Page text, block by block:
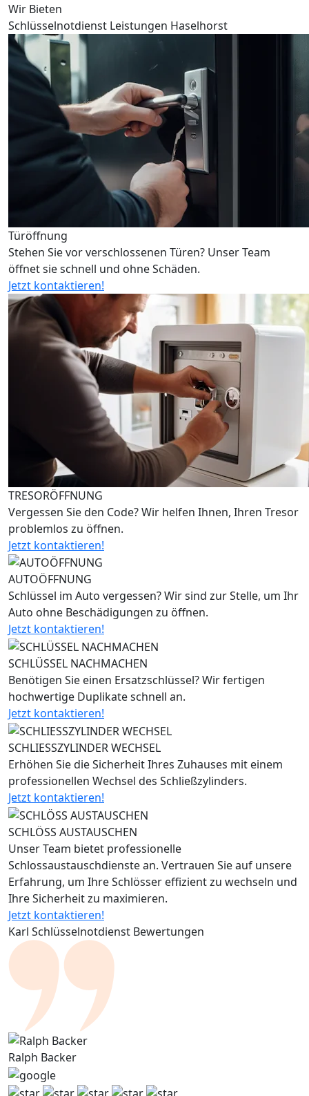
Wir Bieten
Schlüsselnotdienst Leistungen Haselhorst
Türöffnung
Stehen Sie vor verschlossenen Türen? Unser Team
öffnet sie schnell und ohne Schäden.
Jetzt kontaktieren!
TRESORÖFFNUNG
Vergessen Sie den Code? Wir helfen Ihnen, Ihren Tresor
problemlos zu öffnen.
Jetzt kontaktieren!
AUTOÖFFNUNG
Schlüssel im Auto vergessen? Wir sind zur Stelle, um Ihr
Auto ohne Beschädigungen zu öffnen.
Jetzt kontaktieren!
SCHLÜSSEL NACHMACHEN
Benötigen Sie einen Ersatzschlüssel? Wir fertigen
hochwertige Duplikate schnell an.
Jetzt kontaktieren!
SCHLIESSZYLINDER WECHSEL
Erhöhen Sie die Sicherheit Ihres Zuhauses mit einem
professionellen Wechsel des Schließzylinders.
Jetzt kontaktieren!
SCHLÖSS AUSTAUSCHEN
Unser Team bietet professionelle
Schlossaustauschdienste an. Vertrauen Sie auf unsere
Erfahrung, um Ihre Schlösser effizient zu wechseln und
Ihre Sicherheit zu maximieren.
Jetzt kontaktieren!
Karl Schlüsselnotdienst Bewertungen
Ralph Backer